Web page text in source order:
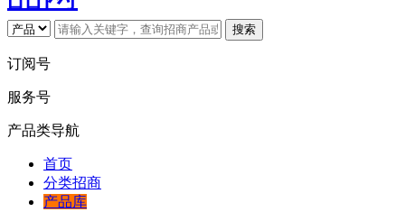
搜索
订阅号
服务号
产品类导航
首页
分类招商
产品库